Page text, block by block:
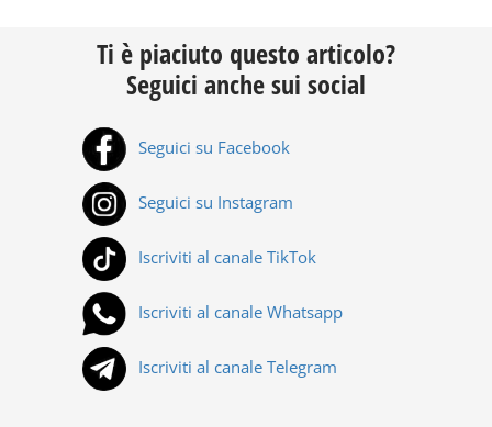
Ti è piaciuto questo articolo?
Seguici anche sui social
Seguici su Facebook
Seguici su Instagram
Iscriviti al canale TikTok
Iscriviti al canale Whatsapp
Iscriviti al canale Telegram